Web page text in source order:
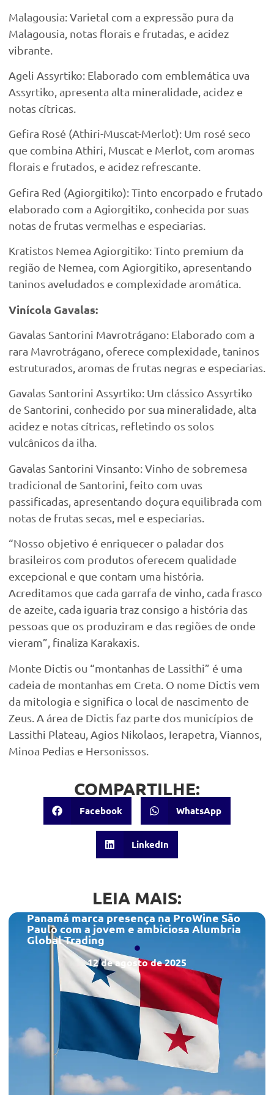
Malagousia: Varietal com a expressão pura da
Malagousia, notas florais e frutadas, e acidez
vibrante.
Ageli Assyrtiko: Elaborado com emblemática uva
Assyrtiko, apresenta alta mineralidade, acidez e
notas cítricas.
Gefira Rosé (Athiri-Muscat-Merlot): Um rosé seco
que combina Athiri, Muscat e Merlot, com aromas
florais e frutados, e acidez refrescante.
Gefira Red (Agiorgitiko): Tinto encorpado e frutado
elaborado com a Agiorgitiko, conhecida por suas
notas de frutas vermelhas e especiarias.
Kratistos Nemea Agiorgitiko: Tinto premium da
região de Nemea, com Agiorgitiko, apresentando
taninos aveludados e complexidade aromática.
Vinícola Gavalas:
Gavalas Santorini Mavrotrágano: Elaborado com a
rara Mavrotrágano, oferece complexidade, taninos
estruturados, aromas de frutas negras e especiarias.
Gavalas Santorini Assyrtiko: Um clássico Assyrtiko
de Santorini, conhecido por sua mineralidade, alta
acidez e notas cítricas, refletindo os solos
vulcânicos da ilha.
Gavalas Santorini Vinsanto: Vinho de sobremesa
tradicional de Santorini, feito com uvas
passificadas, apresentando doçura equilibrada com
notas de frutas secas, mel e especiarias.
“Nosso objetivo é enriquecer o paladar dos
brasileiros com produtos oferecem qualidade
excepcional e que contam uma história.
Acreditamos que cada garrafa de vinho, cada frasco
de azeite, cada iguaria traz consigo a história das
pessoas que os produziram e das regiões de onde
vieram”, finaliza Karakaxis.
Monte Dictis ou “montanhas de Lassithi” é uma
cadeia de montanhas em Creta. O nome Dictis vem
da mitologia e significa o local de nascimento de
Zeus. A área de Dictis faz parte dos municípios de
Lassithi Plateau, Agios Nikolaos, Ierapetra, Viannos,
Minoa Pedias e Hersonissos.
COMPARTILHE:
Facebook WhatsApp
LinkedIn
LEIA MAIS:
Panamá marca presença na ProWine São
Paulo com a jovem e ambiciosa Alumbria
Global Trading
12 de agosto de 2025